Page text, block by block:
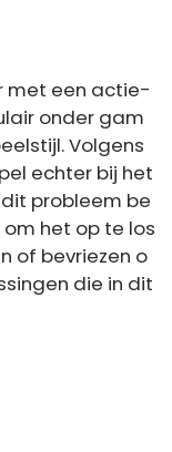
met een actie-
onder gam
Volgens
echter bij het
probleem be
om het op te los
of bevriezen o
die in dit